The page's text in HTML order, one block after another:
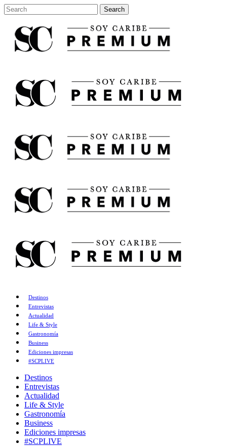
Destinos
Entrevistas
Actualidad
Life & Style
Gastronomía
Business
Ediciones impresas
#SCPLIVE
Destinos
Entrevistas
Actualidad
Life & Style
Gastronomía
Business
Ediciones impresas
#SCPLIVE